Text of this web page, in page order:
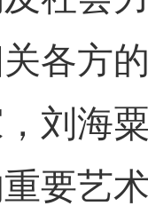
各方
刘海
要艺